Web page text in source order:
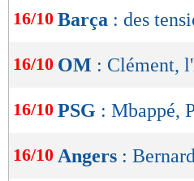
16/10 Barça : des
16/10 OM : Clément,
16/10 PSG : Mbappé,
16/10 Angers :